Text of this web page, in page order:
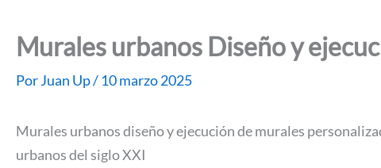
Murales urbanos Diseño y
PorJuan Up/ 10 marzo 2025
Murales urbanos diseño y ejecución de murales
urbanos del siglo XXI